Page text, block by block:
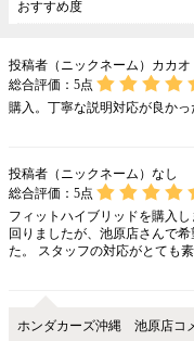
おすすめ度
投稿者（ニックネーム）カカオ
総合評価： 5点
購入。丁寧な説明対応が良かっ
投稿者（ニックネーム）なし
総合評価： 5点
フィットハイブリッドを購入
回りましたが、池原店さんで
た。 スタッフの対応がとても
ホンダカーズ沖縄 池原店コ